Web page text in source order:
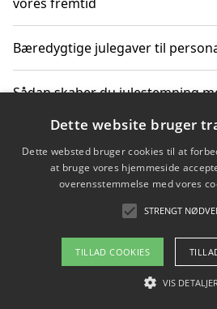
Bæredygtige julegaver til
Sådan skaber du julestemning
Sådan skaber du et
Copyright 2026 -
Om / kontakt
Dette website bruger
Dette websted bruger cookies til at
at bruge vores hjemmeside
overensstemmelse med vores
STRENGT
TILLAD COOKIES
VIS